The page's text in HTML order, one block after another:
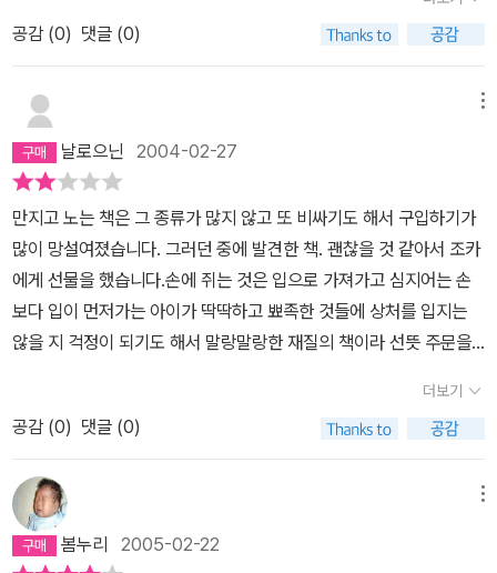
공감 (0) 댓글 (0)
날로으닌 2004-02-27
만지고 노는 책은 그 종류가 많지 않고 또 비싸기도 해서 구입하기가
많이 망설여졌습니다. 그러던 중에 발견한 책. 괜찮을 것 같아서 조카
에게 선물을 했습니다.손에 쥐는 것은 입으로 가져가고 심지어는 손
보다 입이 먼저가는 아이가 딱딱하고 뾰족한 것들에 상처를 입지는
않을 지 걱정이 되기도 해서 말랑말랑한 재질의 책이라 선뜻 주문을
마의 말에 의하면 아이가 흥미를 느끼기에는 색이 조금 얌전하다고
합니다. 활동적인 아가가 알록달록한 것들은 참 좋아하거든요.그리고
앞면의 거울의 흥미유발은 의도에 비해 효과가 거의 없다고 하네요.
제가 만져본 바로는 비닐 소리 같은게 나는데 소리감각을 자극해 주
려는 의도 인듯하지만 완성도가 좀 떨어지는 것 같네요.가격에 비해
그리 추천할 만한 상품은 아닌 것 같습니다.
더보기
공감 (0) 댓글 (0)
봄누리 2005-02-22